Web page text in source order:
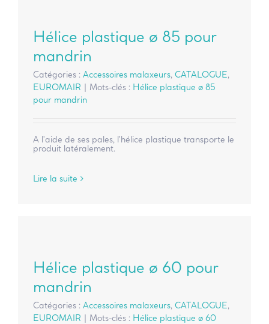
Hélice plastique ø 85 pour
mandrin
Catégories : Accessoires malaxeurs, CATALOGUE,
EUROMAIR | Mots-clés : Hélice plastique ø 85
pour mandrin
A l'aide de ses pales, l'hélice plastique transporte le
produit latéralement.
Lire la suite
Hélice plastique ø 60 pour
mandrin
Catégories : Accessoires malaxeurs, CATALOGUE,
EUROMAIR | Mots-clés : Hélice plastique ø 60